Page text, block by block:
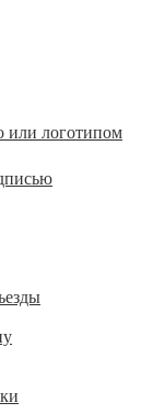
или логотипом